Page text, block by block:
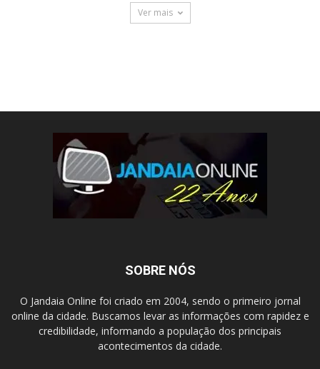
Ver mais
SOBRE NÓS
O Jandaia Online foi criado em 2004, sendo o primeiro jornal
online da cidade. Buscamos levar as informações com rapidez e
credibilidade, informando a população dos principais
acontecimentos da cidade.